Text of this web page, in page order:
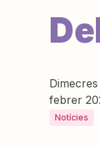
febrer
Notícies